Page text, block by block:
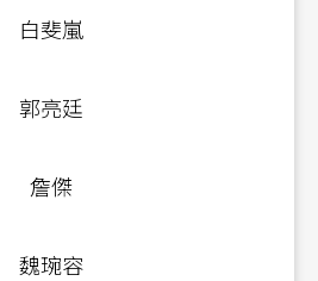
白斐嵐
郭亮廷
詹傑
魏琬容